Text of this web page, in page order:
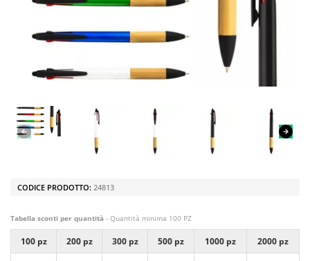
CODICE PRODOTTO: 24813
Tabella sconti per quantità - Quantità minima 100 PZ
100 pz 200 pz 300 pz 500 pz 1000 pz
2000 pz